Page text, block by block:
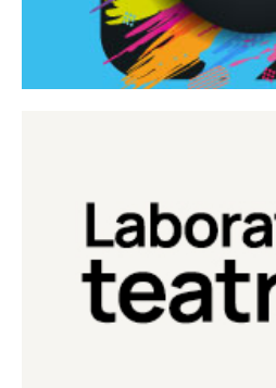
Laboratorio
Laboratorio di teatro del